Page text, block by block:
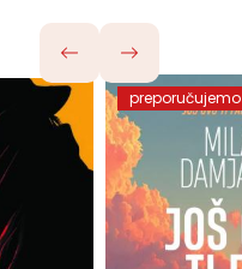
preporučujemo